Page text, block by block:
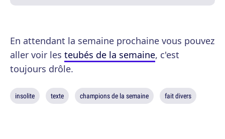
En attendant la semaine prochaine vous pouvez
aller voir les teubés de la semaine, c'est
toujours drôle.
insolite texte champions de la semaine fait divers